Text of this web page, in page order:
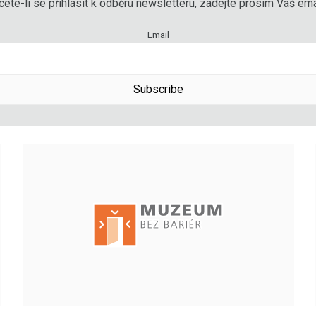
li se přihlásit k odběru newsletteru, zadejte prosím Váš
Email
Subscribe